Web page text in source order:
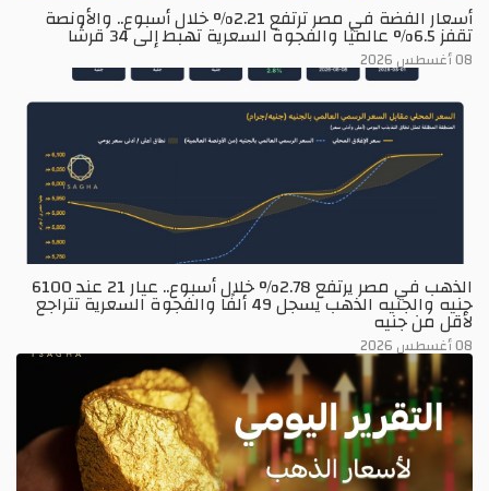
أسعار الفضة في مصر ترتفع 2.21% خلال أسبوع.. والأونصة
تقفز 6.5% عالميًا والفجوة السعرية تهبط إلى 34 قرشًا
08 أغسطس 2026
الذهب في مصر يرتفع 2.78% خلال أسبوع.. عيار 21 عند 6100
جنيه والجنيه الذهب يسجل 49 ألفًا والفجوة السعرية تتراجع
لأقل من جنيه
08 أغسطس 2026